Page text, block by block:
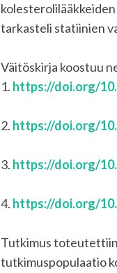
tarkasteli statiinien
Väitöskirja koostuu
1. https://doi.org/
2. https://doi.org/
3. https://doi.org/
4. https://doi.org/
Tutkimus
tutkimuspopulaatio